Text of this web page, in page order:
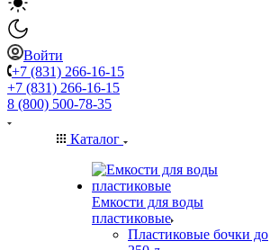
Войти
+7 (831) 266-16-15
+7 (831) 266-16-15
8 (800) 500-78-35
Каталог
Емкости для воды
пластиковые
Пластиковые бочки до